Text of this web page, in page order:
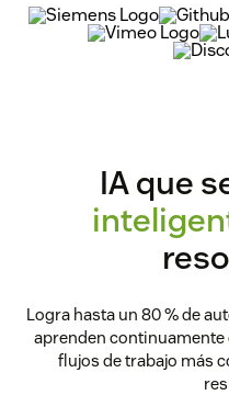
IA que
Logra hasta un 80 % de
aprenden
flujos de trabajo más